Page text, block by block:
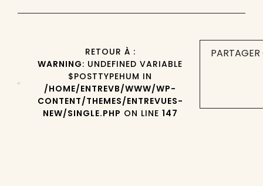
RETOUR À :
WARNING: UNDEFINED VARIABLE
$POSTTYPEHUM IN
/HOME/ENTREVB/WWW/WP-
CONTENT/THEMES/ENTREVUES-
NEW/SINGLE.PHP ON LINE 147